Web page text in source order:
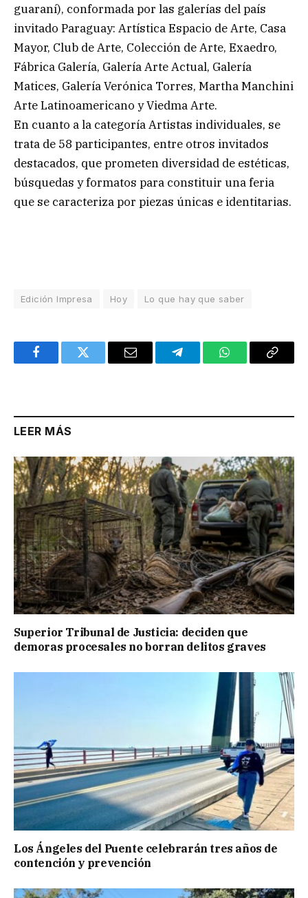
guaraní), conformada por las galerías del país
invitado Paraguay: Artística Espacio de Arte, Casa
Mayor, Club de Arte, Colección de Arte, Exaedro,
Fábrica Galería, Galería Arte Actual, Galería
Matices, Galería Verónica Torres, Martha Manchini
Arte Latinoamericano y Viedma Arte.
En cuanto a la categoría Artistas individuales, se
trata de 58 participantes, entre otros invitados
destacados, que prometen diversidad de estéticas,
búsquedas y formatos para constituir una feria
que se caracteriza por piezas únicas e identitarias.
Edición Impresa Hoy Lo que hay que saber
FacebookTwitter Email TelegramWhatsAppCopy
LEER MÁS
Superior Tribunal de Justicia: deciden que
demoras procesales no borran delitos graves
Los Ángeles del Puente celebrarán tres años de
contención y prevención